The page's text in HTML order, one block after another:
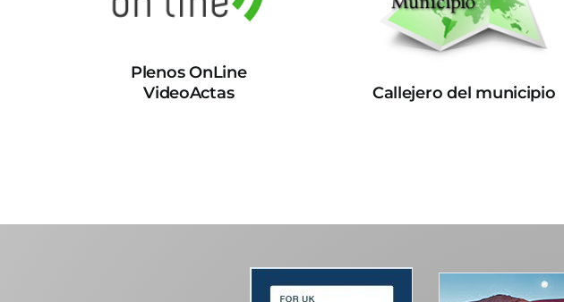
Plenos OnLine
VideoActas
Callejero del municipio